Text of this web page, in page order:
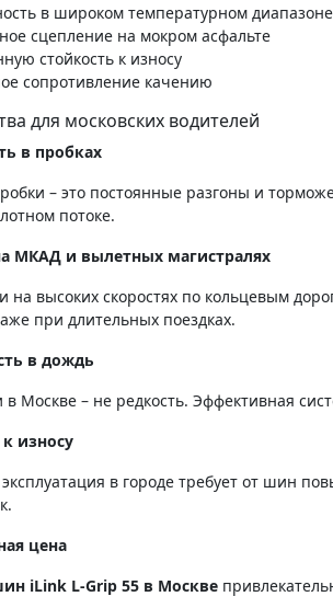
в широком температурном диапазоне
сцепление на мокром асфальте
стойкость к износу
сопротивление качению
для московских водителей
в пробках
– это постоянные разгоны и
потоке.
МКАД и вылетных магистралях
на высоких скоростях по кольцевым
при длительных поездках.
в дождь
Москве – не редкость. Эффективная
износу
в городе требует от шин
цена
iLink L-Grip 55 в Москве